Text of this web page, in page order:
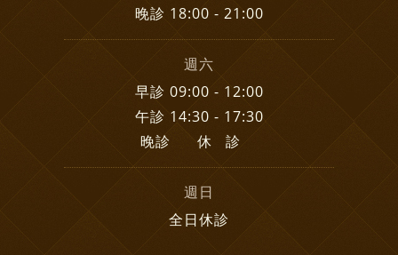
早診 09:00 - 12:00
午診 14:30 - 17:30
晚診 休 診
全日休診